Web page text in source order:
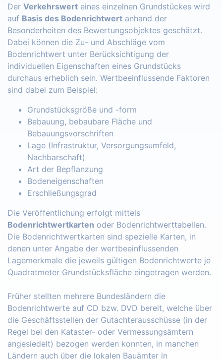
Der Verkehrswert eines einzelnen Grundstückes wird
auf Basis des Bodenrichtwert anhand der
Besonderheiten des Bewertungsobjektes geschätzt.
Dabei können die Zu- und Abschläge vom
Bodenrichtwert unter Berücksichtigung der
individuellen Eigenschaften eines Grundstücks
durchaus erheblich sein. Wertbeeinflussende Faktoren
sind dabei zum Beispiel:
Grundstücksgröße und -form
Bebauung, bebaubare Fläche und
Bebauungsvorschriften
Lage (Infrastruktur, Versorgungsumfeld,
Nachbarschaft)
Art der Bepflanzung
Bodeneigenschaften
Erschließungsgrad
Die Veröffentlichung erfolgt mittels
Bodenrichtwertkarten oder Bodenrichtwerttabellen.
Die Bodenrichtwertkarten sind spezielle Karten, in
denen unter Angabe der wertbeeinflussenden
Lagemerkmale die jeweils gültigen Bodenrichtwerte je
Quadratmeter Grundstücksfläche eingetragen werden.
Früher stellten mehrere Bundesländern die
Bodenrichtwerte auf CD bzw. DVD bereit, welche über
die Geschäftsstellen der Gutachterausschüsse (in der
Regel bei den Kataster- oder Vermessungsämtern
angesiedelt) bezogen werden konnten, in manchen
Ländern auch über die lokalen Bauämter in